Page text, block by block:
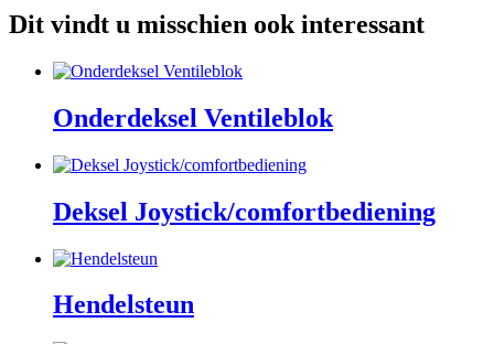
Dit vindt u misschien ook interessant
Onderdeksel Ventileblok
Deksel Joystick/comfortbediening
Hendelsteun